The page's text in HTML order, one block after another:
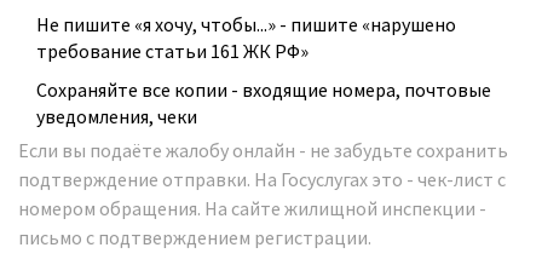
Не пишите «я хочу, чтобы...» - пишите «нарушено
требование статьи 161 ЖК РФ»
Сохраняйте все копии - входящие номера, почтовые
уведомления, чеки
Если вы подаёте жалобу онлайн - не забудьте сохранить
подтверждение отправки. На Госуслугах это - чек-лист с
номером обращения. На сайте жилищной инспекции -
письмо с подтверждением регистрации.